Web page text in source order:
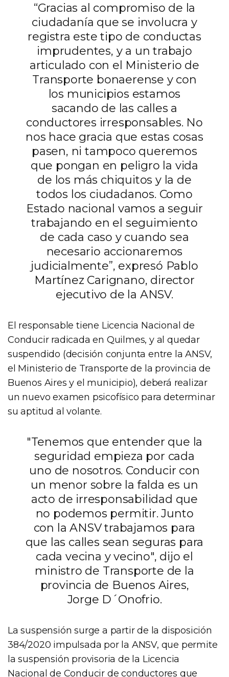
“Gracias al compromiso de la
ciudadanía que se involucra y
registra este tipo de conductas
imprudentes, y a un trabajo
articulado con el Ministerio de
Transporte bonaerense y con
los municipios estamos
sacando de las calles a
conductores irresponsables. No
nos hace gracia que estas cosas
pasen, ni tampoco queremos
que pongan en peligro la vida
de los más chiquitos y la de
todos los ciudadanos. Como
Estado nacional vamos a seguir
trabajando en el seguimiento
de cada caso y cuando sea
necesario accionaremos
judicialmente”, expresó Pablo
Martínez Carignano, director
ejecutivo de la ANSV.
El responsable tiene Licencia Nacional de
Conducir radicada en Quilmes, y al quedar
suspendido (decisión conjunta entre la ANSV,
el Ministerio de Transporte de la provincia de
Buenos Aires y el municipio), deberá realizar
un nuevo examen psicofísico para determinar
su aptitud al volante.
"Tenemos que entender que la
seguridad empieza por cada
uno de nosotros. Conducir con
un menor sobre la falda es un
acto de irresponsabilidad que
no podemos permitir. Junto
con la ANSV trabajamos para
que las calles sean seguras para
cada vecina y vecino", dijo el
ministro de Transporte de la
provincia de Buenos Aires,
Jorge D´Onofrio.
La suspensión surge a partir de la disposición
384/2020 impulsada por la ANSV, que permite
la suspensión provisoria de la Licencia
Nacional de Conducir de conductores que